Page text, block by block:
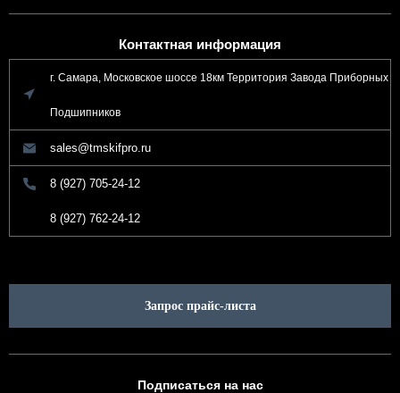
Контактная информация
г. Самара, Московское шоссе 18км Территория Завода Приборных
Подшипников
sales@tmskifpro.ru
8 (927) 705-24-12
8 (927) 762-24-12
Запрос прайс-листа
Подписаться на нас